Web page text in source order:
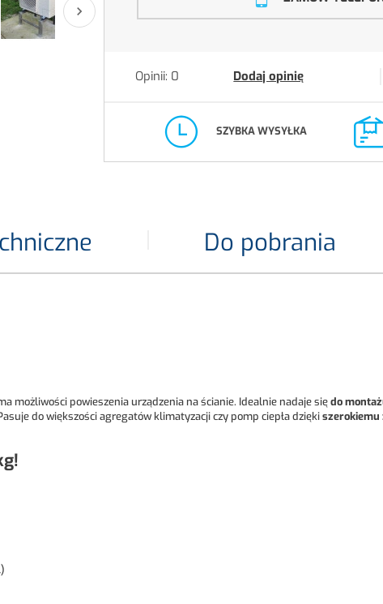

Opinii: 0 Dodaj opinię
SZYBKA WYSYŁKA
Do pobrania
możliwości powieszenia urządzenia na ścianie. Idealnie nadaje siędo
do większości agregatów klimatyzacji czy pomp ciepła dziękiszerokiemu